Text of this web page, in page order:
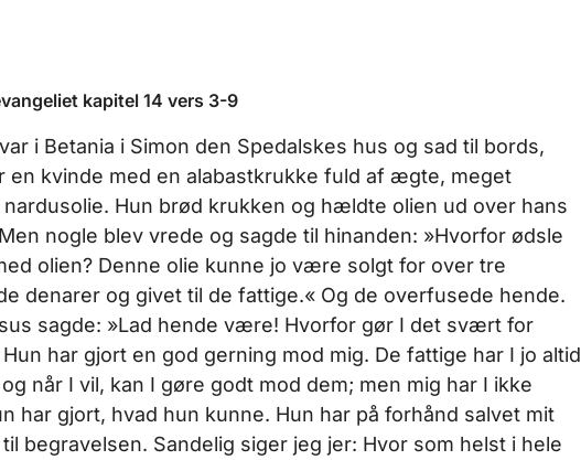
kapitel 14 vers 3-9
i Betania i Simon den Spedalskes hus og sad til bords,
en kvinde med en alabastkrukke fuld af ægte, meget
Hun brød krukken og hældte olien ud over hans
nogle blev vrede og sagde til hinanden: »Hvorfor ødsle
olien? Denne olie kunne jo være solgt for over tre
denarer og givet til de fattige.« Og de overfusede hende.
sagde: »Lad hende være! Hvorfor gør I det svært for
har gjort en god gerning mod mig. De fattige har I jo altid
når I vil, kan I gøre godt mod dem; men mig har I ikke
har gjort, hvad hun kunne. Hun har på forhånd salvet mit
begravelsen. Sandelig siger jeg jer: Hvor som helst i hele